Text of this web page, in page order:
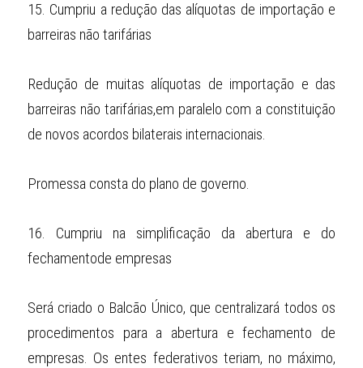
15. Cumpriu a redução das alíquotas de importação e
barreiras não tarifárias
Redução de muitas alíquotas de importação e das
barreiras não tarifárias,em paralelo com a constituição
de novos acordos bilaterais internacionais.
Promessa consta do plano de governo.
16.
Cumpriu na simplificação da abertura e do
fechamentode empresas
Será criado o Balcão Único, que centralizará todos os
procedimentos para a abertura e fechamento de
empresas. Os entes federativos teriam, no máximo,